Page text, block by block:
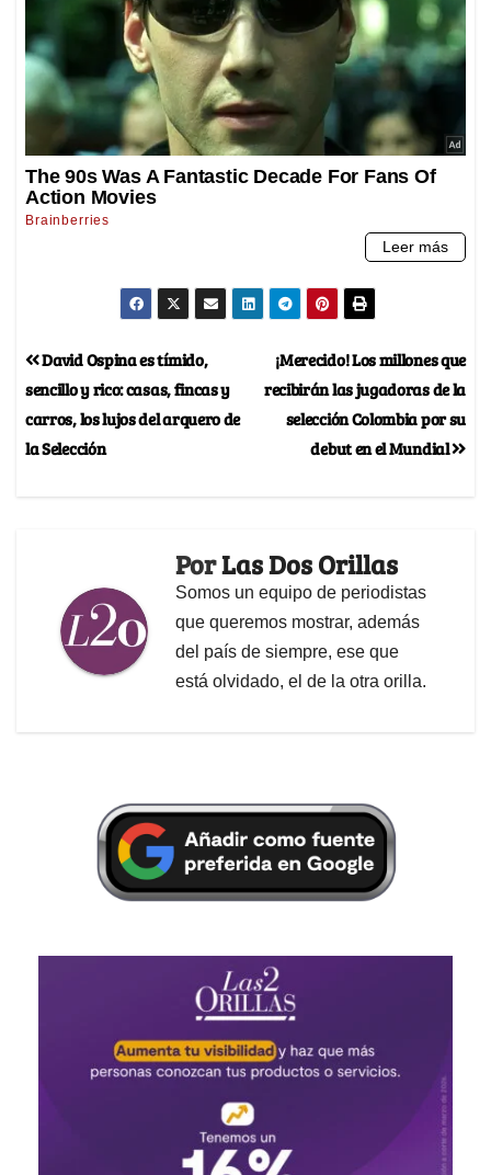
¡Merecido! Los millones que
recibirán las jugadoras de la
selección Colombia por su
debut en el Mundial
David Ospina es tímido,
sencillo y rico: casas, fincas y
carros, los lujos del arquero de
la Selección
PorLas Dos Orillas
Somos un equipo de periodistas
que queremos mostrar, además
del país de siempre, ese que
está olvidado, el de la otra orilla.